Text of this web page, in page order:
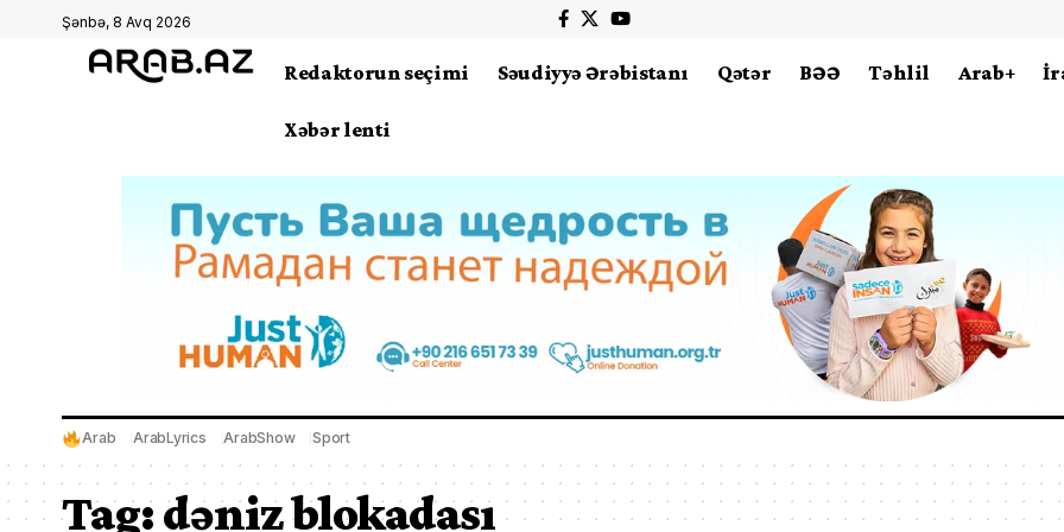
Şənbə, 8 Avq 2026
Redaktorun seçimi Səudiyyə Ərəbistanı Qətər BƏƏ Təhlil Arab+
Xəbər lenti
Arab ArabLyrics ArabShow Sport
Tag:dəniz blokadası